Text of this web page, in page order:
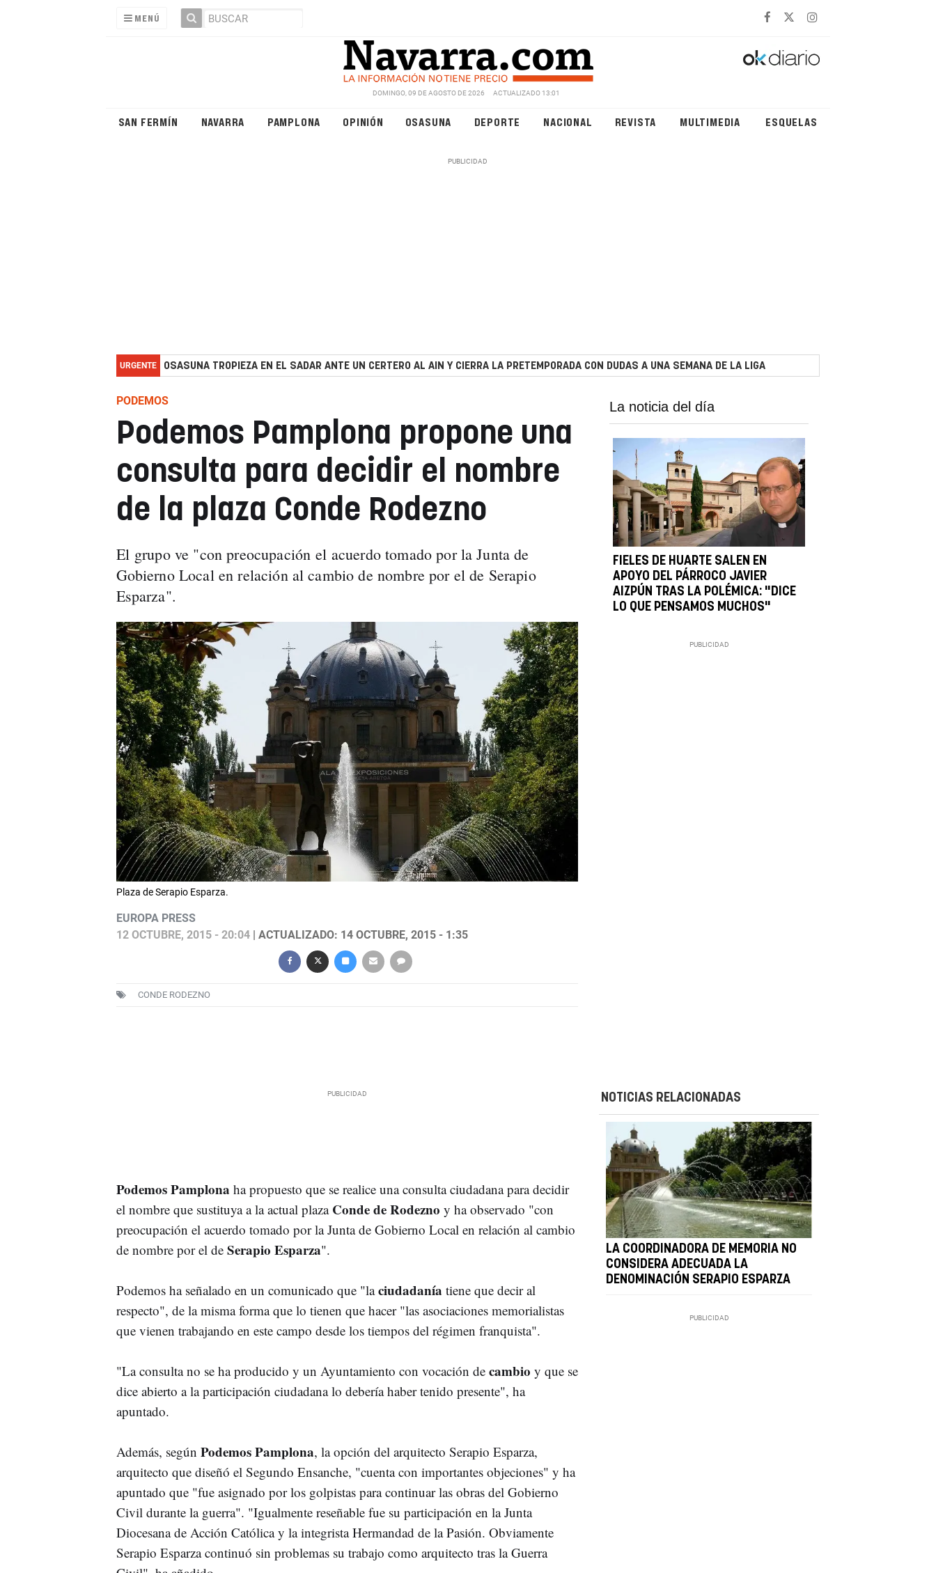
MENÚ
DOMINGO, 09 DE AGOSTO DE 2026 ACTUALIZADO 13:01
SAN FERMÍN NAVARRA PAMPLONA OPINIÓN OSASUNA DEPORTE NACIONAL REVISTA MULTIMEDIA ESQUELAS
URGENTE OSASUNA TROPIEZA EN EL SADAR ANTE UN CERTERO AL AIN Y CIERRA LA PRETEMPORADA CON DUDAS A UNA SEMANA DE LA LIGA
PODEMOS
Podemos Pamplona propone una
consulta para decidir el nombre
de la plaza Conde Rodezno
El grupo ve "con preocupación el acuerdo tomado por la Junta de
Gobierno Local en relación al cambio de nombre por el de Serapio
Esparza".
Plaza de Serapio Esparza.
EUROPA PRESS
12 OCTUBRE, 2015 - 20:04| ACTUALIZADO: 14 OCTUBRE, 2015 - 1:35
CONDE RODEZNO
La noticia del día
FIELES DE HUARTE SALEN EN
APOYO DEL PÁRROCO JAVIER
AIZPÚN TRAS LA POLÉMICA: "DICE
LO QUE PENSAMOS MUCHOS"
Podemos Pamplona ha propuesto que se realice una consulta ciudadana para decidir
el nombre que sustituya a la actual plazaConde de Rodezno y ha observado "con
preocupación el acuerdo tomado por la Junta de Gobierno Local en relación al cambio
de nombre por el de Serapio Esparza".
Podemos ha señalado en un comunicado que "laciudadanía tiene que decir al
respecto", de la misma forma que lo tienen que hacer "las asociaciones memorialistas
que vienen trabajando en este campo desde los tiempos del régimen franquista".
"La consulta no se ha producido y un Ayuntamiento con vocación de cambio y que se
dice abierto a la participación ciudadana lo debería haber tenido presente", ha
apuntado.
Además, según Podemos Pamplona, la opción del arquitecto Serapio Esparza,
arquitecto que diseñó el Segundo Ensanche, "cuenta con importantes objeciones" y ha
apuntado que "fue asignado por los golpistas para continuar las obras del Gobierno
Civil durante la guerra". "Igualmente reseñable fue su participación en la Junta
Diocesana de Acción Católica y la integrista Hermandad de la Pasión. Obviamente
Serapio Esparza continuó sin problemas su trabajo como arquitecto tras la Guerra
NOTICIAS RELACIONADAS
LA COORDINADORA DE MEMORIA NO
CONSIDERA ADECUADA LA
DENOMINACIÓN SERAPIO ESPARZA